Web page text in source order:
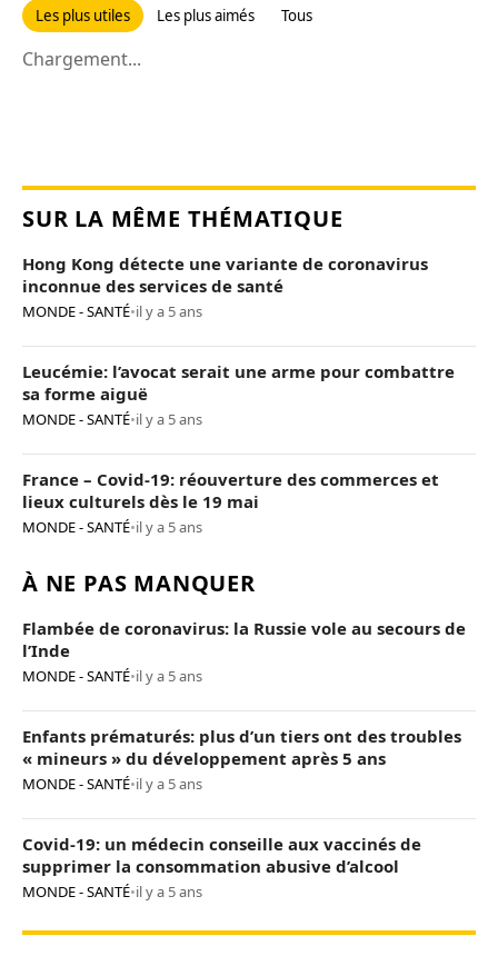
Les plus utiles Les plus aimés Tous
Chargement...
SUR LA MÊME THÉMATIQUE
Hong Kong détecte une variante de coronavirus
inconnue des services de santé
MONDE - SANTÉ•il y a 5 ans
Leucémie: l’avocat serait une arme pour combattre
sa forme aiguë
MONDE - SANTÉ•il y a 5 ans
France – Covid-19: réouverture des commerces et
lieux culturels dès le 19 mai
MONDE - SANTÉ•il y a 5 ans
À NE PAS MANQUER
Flambée de coronavirus: la Russie vole au secours de
l’Inde
MONDE - SANTÉ•il y a 5 ans
Enfants prématurés: plus d’un tiers ont des troubles
« mineurs » du développement après 5 ans
MONDE - SANTÉ•il y a 5 ans
Covid-19: un médecin conseille aux vaccinés de
supprimer la consommation abusive d’alcool
MONDE - SANTÉ•il y a 5 ans